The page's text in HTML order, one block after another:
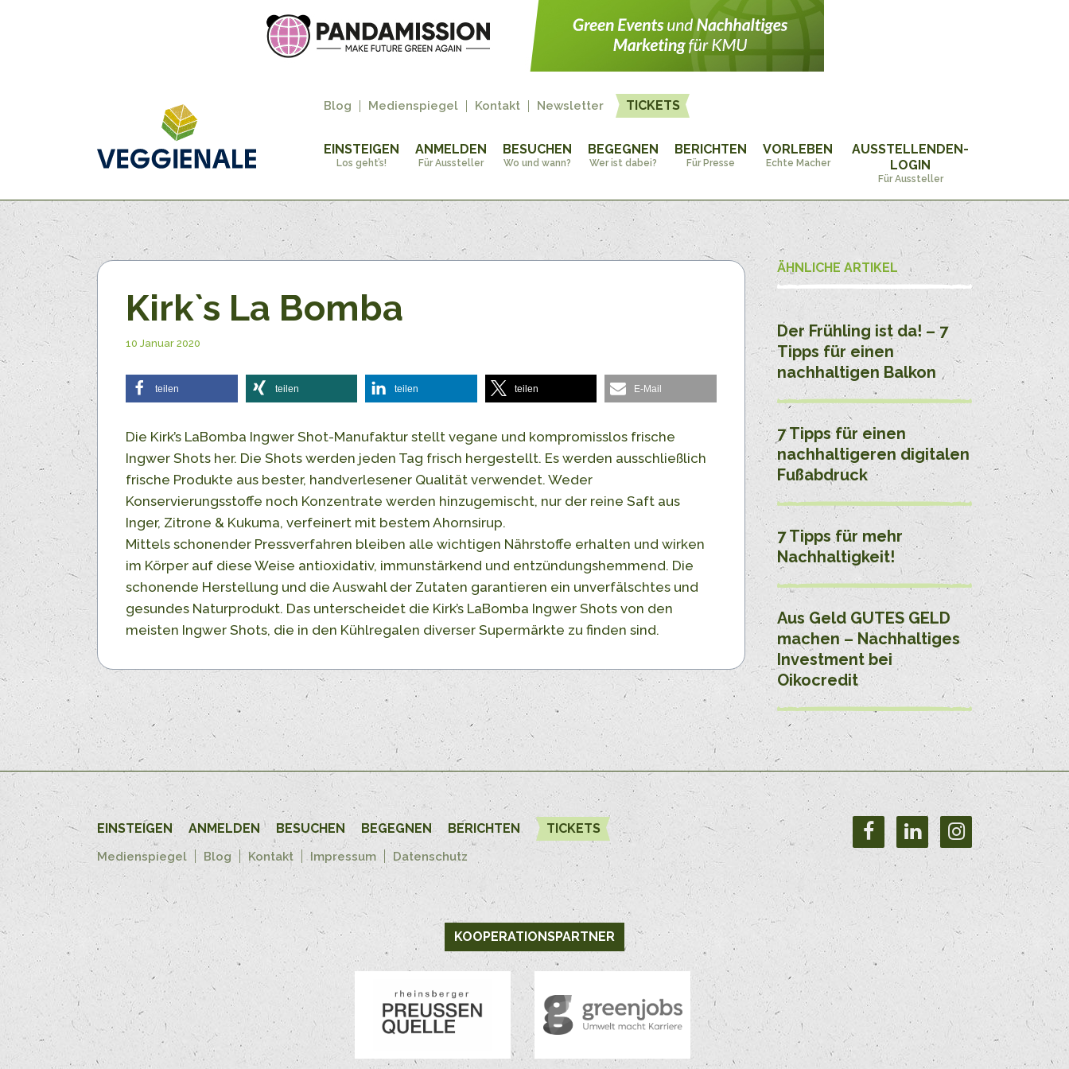
Blog Medienspiegel Kontakt Newsletter TICKETS
EINSTEIGEN
Los geht’s!
ANMELDEN
Für Aussteller
BESUCHEN
Wo und wann?
BEGEGNEN
Wer ist dabei?
BERICHTEN
Für Presse
VORLEBEN
Echte Macher
AUSSTELLENDEN-
LOGIN
Für Aussteller
Kirk`s La Bomba
10 Januar 2020
teilen teilen teilen teilen E-Mail
Die Kirk’s LaBomba Ingwer Shot-Manufaktur stellt vegane und kompromisslos frische
Ingwer Shots her. Die Shots werden jeden Tag frisch hergestellt. Es werden ausschließlich
frische Produkte aus bester, handverlesener Qualität verwendet. Weder
Konservierungsstoffe noch Konzentrate werden hinzugemischt, nur der reine Saft aus
Inger, Zitrone & Kukuma, verfeinert mit bestem Ahornsirup.
Mittels schonender Pressverfahren bleiben alle wichtigen Nährstoffe erhalten und wirken
im Körper auf diese Weise antioxidativ, immunstärkend und entzündungshemmend. Die
schonende Herstellung und die Auswahl der Zutaten garantieren ein unverfälschtes und
gesundes Naturprodukt. Das unterscheidet die Kirk’s LaBomba Ingwer Shots von den
meisten Ingwer Shots, die in den Kühlregalen diverser Supermärkte zu finden sind.
ÄHNLICHE ARTIKEL
Der Frühling ist da! – 7
Tipps für einen
nachhaltigen Balkon
7 Tipps für einen
nachhaltigeren digitalen
Fußabdruck
7 Tipps für mehr
Nachhaltigkeit!
Aus Geld GUTES GELD
machen – Nachhaltiges
Investment bei
Oikocredit
EINSTEIGEN ANMELDEN BESUCHEN BEGEGNEN BERICHTEN TICKETS
Medienspiegel Blog Kontakt Impressum Datenschutz
KOOPERATIONSPARTNER